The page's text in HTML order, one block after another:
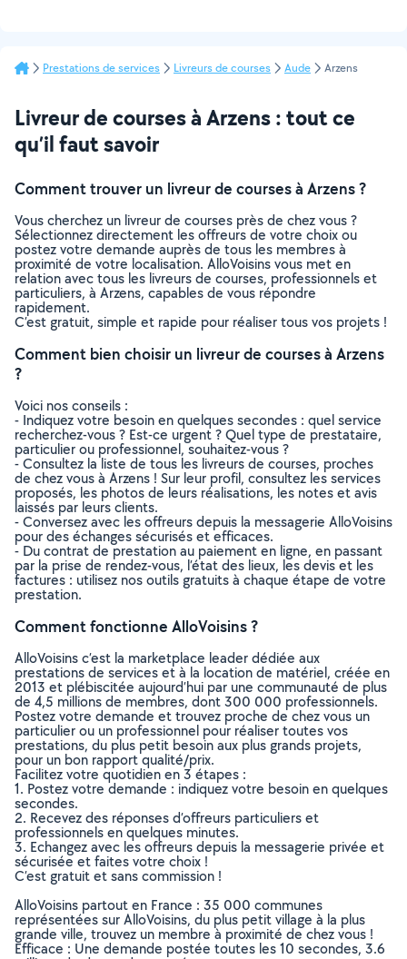
Prestations de services Livreurs de courses Aude Arzens
Livreur de courses à Arzens : tout ce
qu’il faut savoir
Comment trouver un livreur de courses à Arzens ?
Vous cherchez un livreur de courses près de chez vous ?
Sélectionnez directement les offreurs de votre choix ou
postez votre demande auprès de tous les membres à
proximité de votre localisation. AlloVoisins vous met en
relation avec tous les livreurs de courses, professionnels et
particuliers, à Arzens, capables de vous répondre
rapidement.
C’est gratuit, simple et rapide pour réaliser tous vos projets !
Comment bien choisir un livreur de courses à Arzens
?
Voici nos conseils :
- Indiquez votre besoin en quelques secondes : quel service
recherchez-vous ? Est-ce urgent ? Quel type de prestataire,
particulier ou professionnel, souhaitez-vous ?
- Consultez la liste de tous les livreurs de courses, proches
de chez vous à Arzens ! Sur leur profil, consultez les services
proposés, les photos de leurs réalisations, les notes et avis
laissés par leurs clients.
- Conversez avec les offreurs depuis la messagerie AlloVoisins
pour des échanges sécurisés et efficaces.
- Du contrat de prestation au paiement en ligne, en passant
par la prise de rendez-vous, l’état des lieux, les devis et les
factures : utilisez nos outils gratuits à chaque étape de votre
prestation.
Comment fonctionne AlloVoisins ?
AlloVoisins c’est la marketplace leader dédiée aux
prestations de services et à la location de matériel, créée en
2013 et plébiscitée aujourd’hui par une communauté de plus
de 4,5 millions de membres, dont 300 000 professionnels.
Postez votre demande et trouvez proche de chez vous un
particulier ou un professionnel pour réaliser toutes vos
prestations, du plus petit besoin aux plus grands projets,
pour un bon rapport qualité/prix.
Facilitez votre quotidien en 3 étapes :
1. Postez votre demande : indiquez votre besoin en quelques
secondes.
2. Recevez des réponses d’offreurs particuliers et
professionnels en quelques minutes.
3. Echangez avec les offreurs depuis la messagerie privée et
sécurisée et faites votre choix !
C’est gratuit et sans commission !
AlloVoisins partout en France : 35 000 communes
représentées sur AlloVoisins, du plus petit village à la plus
grande ville, trouvez un membre à proximité de chez vous !
Efficace : Une demande postée toutes les 10 secondes, 3.6